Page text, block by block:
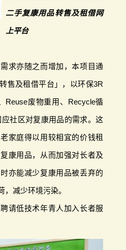
二手复康用品转售及租借网
上平台
求亦随之而增加，本项目通
售及租借平台」，以环保3R
Reuse废物重用、Recycle循
社区对复康用品的需求。这
家庭得以用较相宜的价钱租
康用品，从而加强对长者及
亦能减少复康用品被丢弃的
减少环境污染。
请低技术年青人加入长者服